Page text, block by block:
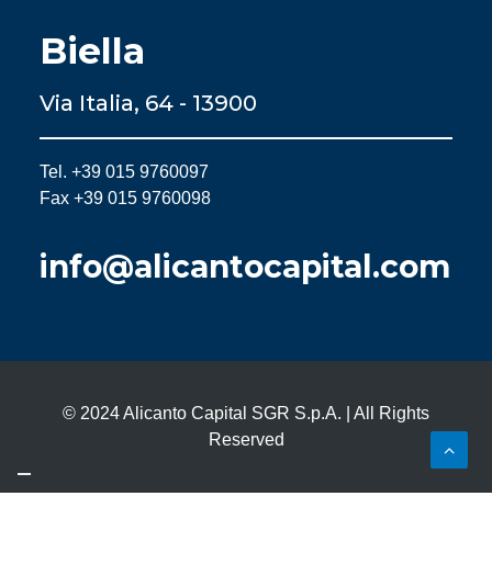
Biella
Via Italia, 64 - 13900
Tel. +39 015 9760097
Fax +39 015 9760098
info@alicantocapital.com
© 2024 Alicanto Capital SGR S.p.A. | All Rights
Reserved